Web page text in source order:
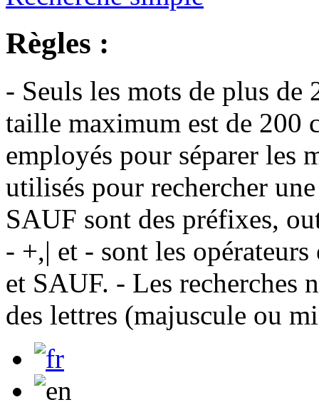
Règles :
- Seuls les mots de plus de
taille maximum est de 200
employés pour séparer les
utilisés pour rechercher
SAUF sont des préfixes,
- +,| et - sont les
et SAUF. - Les recherches
des lettres (majuscule ou